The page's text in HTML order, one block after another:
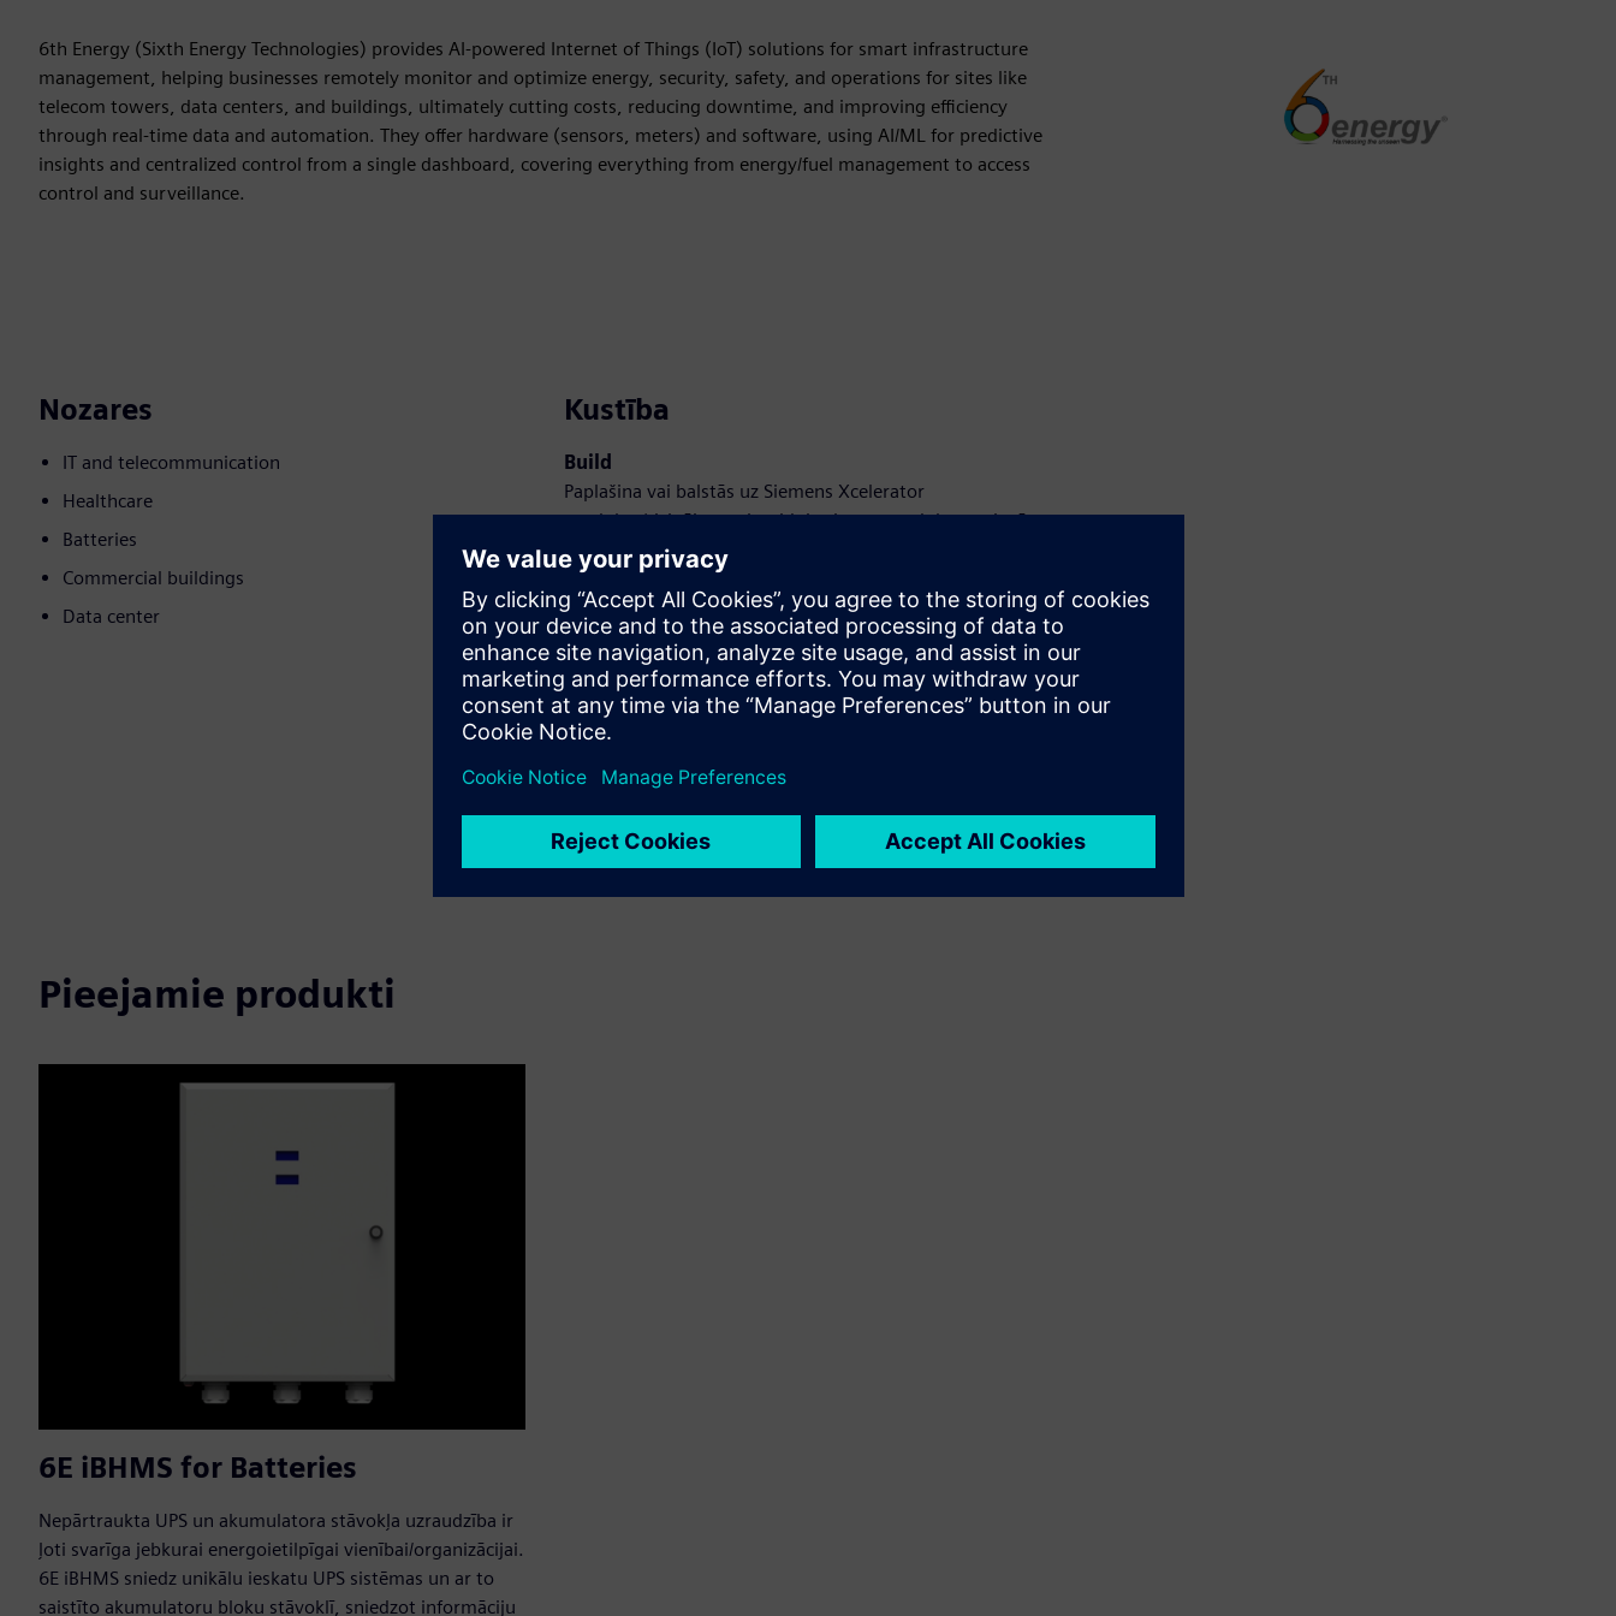
6th Energy (Sixth Energy Technologies) provides AI-powered Internet of Things (IoT) solutions for smart infrastructure
management, helping businesses remotely monitor and optimize energy, security, safety, and operations for sites like
telecom towers, data centers, and buildings, ultimately cutting costs, reducing downtime, and improving efficiency
through real-time data and automation. They offer hardware (sensors, meters) and software, using AI/ML for predictive
insights and centralized control from a single dashboard, covering everything from energy/fuel management to access
control and surveillance.
Nozares
IT and telecommunication
Healthcare
Batteries
Commercial buildings
Data center
Kustība
Build
Paplašina vai balstās uz Siemens Xcelerator
produktu/risinājumu, izveidojot jaunu produktu, vai arī
izstrādā jaunu klienta risinājumu, integrējot Siemens
Xcelerator produktu ar savu produktu.
Sell
Pārdot tālāk/ kopīgi pārdot SW un digitāli iespējotu HW
Siemens Xcelerator
Nodrošina pakalpojumu Siemens Xcelerator produktam/
darbināt vai uzturēt
Pieejamie produkti
6E iBHMS for Batteries
Nepārtraukta UPS un akumulatora stāvokļa uzraudzība ir
ļoti svarīga jebkurai energoietilpīgai vienībai/organizācijai.
6E iBHMS sniedz unikālu ieskatu UPS sistēmas un ar to
saistīto akumulatoru bloku stāvoklī, sniedzot informāciju